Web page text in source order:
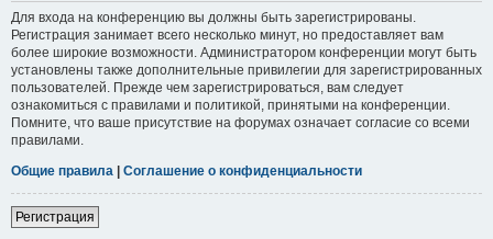
Для входа на конференцию вы должны быть зарегистрированы.
Регистрация занимает всего несколько минут, но предоставляет вам
более широкие возможности. Администратором конференции могут быть
установлены также дополнительные привилегии для зарегистрированных
пользователей. Прежде чем зарегистрироваться, вам следует
ознакомиться с правилами и политикой, принятыми на конференции.
Помните, что ваше присутствие на форумах означает согласие со всеми
правилами.
Общие правила | Соглашение о конфиденциальности
Регистрация